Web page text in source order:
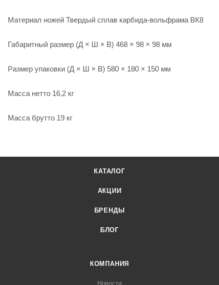
Материал ножей Твердый сплав карбида-вольфрама ВК8
Габаритный размер (Д × Ш × В) 468 × 98 × 98 мм
Размер упаковки (Д × Ш × В) 580 × 180 × 150 мм
Масса нетто 16,2 кг
Масса брутто 19 кг
КАТАЛОГ
АКЦИИ
БРЕНДЫ
БЛОГ
КОМПАНИЯ
Новости